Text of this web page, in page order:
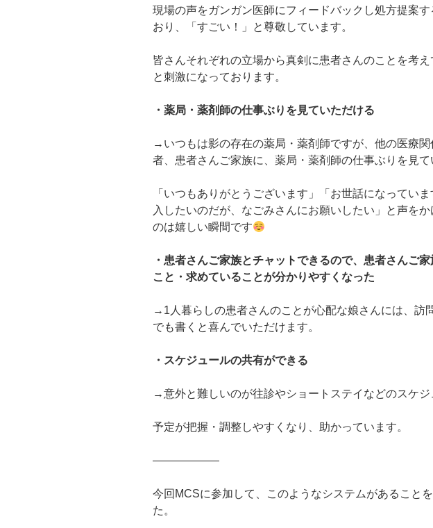
現場の声をガンガン医師にフィードバックし処方提案す
おり、「すごい！」と尊敬しています。
皆さんそれぞれの立場から真剣に患者さんのことを考え
と刺激になっております。
・薬局・薬剤師の仕事ぶりを見ていただける
→いつもは影の存在の薬局・薬剤師ですが、他の医療
者、患者さんご家族に、薬局・薬剤師の仕事ぶりを見て
「いつもありがとうございます」「お世話になってい
入したいのだが、なごみさんにお願いしたい」と声を
のは嬉しい瞬間です
・患者さんご家族とチャットできるので、患者さんご
こと・求めていることが分かりやすくなった
→1人暮らしの患者さんのことが心配な娘さんには、訪
でも書くと喜んでいただけます。
・スケジュールの共有ができる
→意外と難しいのが往診やショートステイなどのスケジ
予定が把握・調整しやすくなり、助かっています。
――――――
今回MCSに参加して、このようなシステムがあること
た。